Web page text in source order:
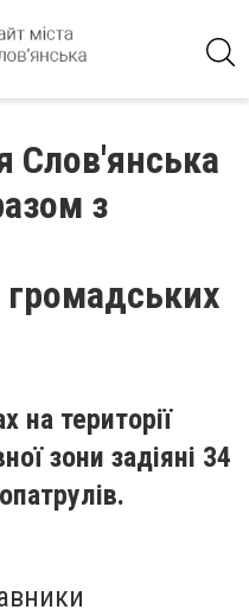
Слов'янська
з
на території
зони задіяні 34